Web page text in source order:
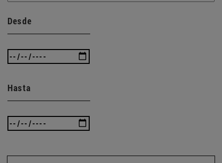
Desde
Hasta